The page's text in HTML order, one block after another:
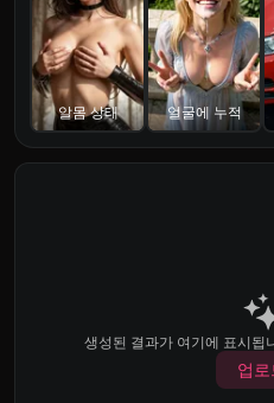
알몸 상태 얼굴에 누적
생성된 결과가 여기에 표시됩
업로